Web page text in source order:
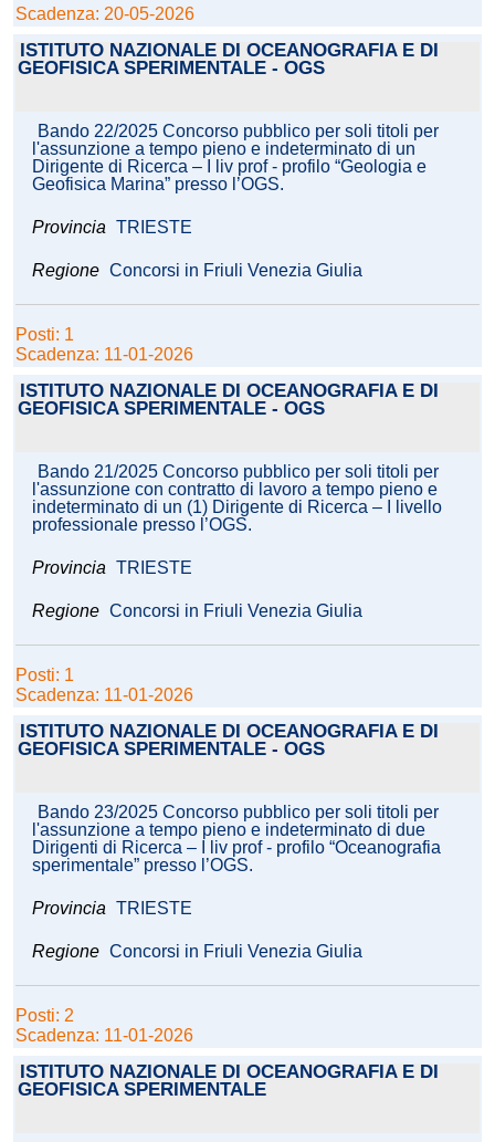
Scadenza: 20-05-2026
ISTITUTO NAZIONALE DI OCEANOGRAFIA E DI
GEOFISICA SPERIMENTALE - OGS
Bando 22/2025 Concorso pubblico per soli titoli per
l'assunzione a tempo pieno e indeterminato di un
Dirigente di Ricerca – I liv prof - profilo “Geologia e
Geofisica Marina” presso l’OGS.
Provincia TRIESTE
Regione Concorsi in Friuli Venezia Giulia
Posti: 1
Scadenza: 11-01-2026
ISTITUTO NAZIONALE DI OCEANOGRAFIA E DI
GEOFISICA SPERIMENTALE - OGS
Bando 21/2025 Concorso pubblico per soli titoli per
l'assunzione con contratto di lavoro a tempo pieno e
indeterminato di un (1) Dirigente di Ricerca – I livello
professionale presso l’OGS.
Provincia TRIESTE
Regione Concorsi in Friuli Venezia Giulia
Posti: 1
Scadenza: 11-01-2026
ISTITUTO NAZIONALE DI OCEANOGRAFIA E DI
GEOFISICA SPERIMENTALE - OGS
Bando 23/2025 Concorso pubblico per soli titoli per
l'assunzione a tempo pieno e indeterminato di due
Dirigenti di Ricerca – I liv prof - profilo “Oceanografia
sperimentale” presso l’OGS.
Provincia TRIESTE
Regione Concorsi in Friuli Venezia Giulia
Posti: 2
Scadenza: 11-01-2026
ISTITUTO NAZIONALE DI OCEANOGRAFIA E DI
GEOFISICA SPERIMENTALE